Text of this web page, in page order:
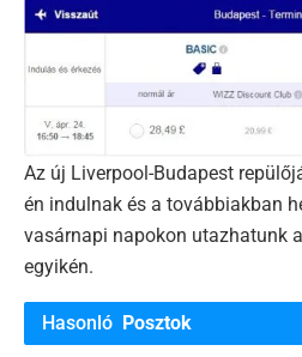
Az új Liverpool-Budapest
én indulnak és a továbbiakban
vasárnapi napokon utazhatunk
egyikén.
Hasonló Posztok